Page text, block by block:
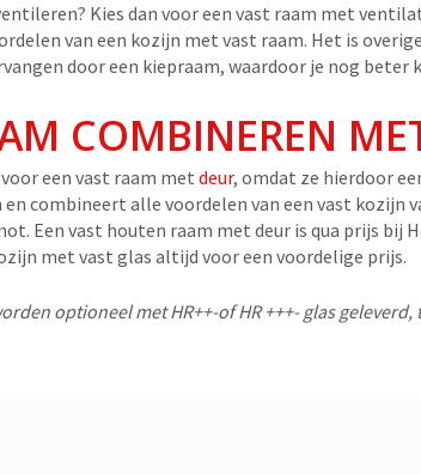
Kies dan voor een vast raam met
van een kozijn met vast raam. Het is
door een kiepraam, waardoor je nog beter
COMBINEREN
een vast raam metdeur, omdat ze hierdoor
combineert alle voordelen van een vast
Een vast houten raam met deur is qua prijs bij
met vast glas altijd voor een voordelige prijs.
optioneel met HR++-of HR +++- glas